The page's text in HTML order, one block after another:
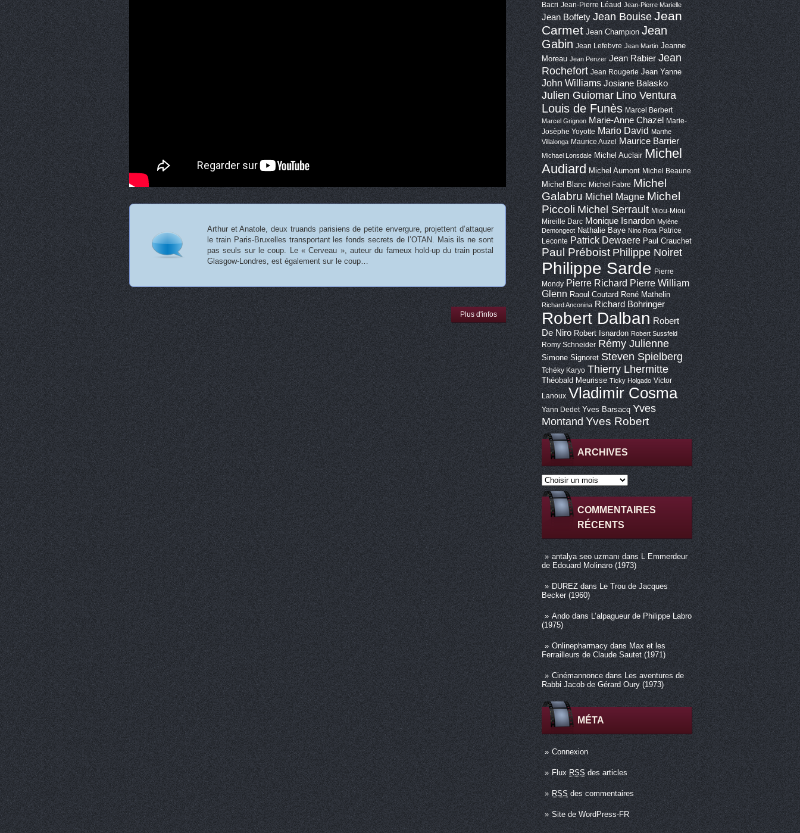
Bacri Jean-Pierre Léaud Jean-Pierre Marielle
Jean Boffety Jean BouiseJean
Carmet Jean Champion Jean
Gabin Jean Lefebvre Jean Martin Jeanne
Moreau Jean Penzer Jean Rabier Jean
Rochefort Jean Rougerie Jean Yanne
John Williams Josiane Balasko
Julien Guiomar Lino Ventura
Louis de Funès Marcel Berbert
Marcel Grignon Marie-Anne Chazel
Marie-
Josèphe Yoyotte Mario David Marthe
Villalonga Maurice Auzel Maurice Barrier
Michael Lonsdale Michel Auclair Michel
Audiard Michel Aumont Michel Beaune
Michel Blanc Michel Fabre Michel
Galabru Michel Magne Michel
Piccoli Michel Serrault Miou-Miou
Mireille Darc Monique Isnardon Mylène
Demongeot Nathalie Baye Nino Rota Patrice
Leconte Patrick Dewaere Paul Crauchet
Paul Préboist Philippe Noiret
Philippe Sarde Pierre
Mondy Pierre Richard Pierre William
Glenn Raoul Coutard René Mathelin
Richard Anconina Richard Bohringer
Robert Dalban Robert
De Niro Robert Isnardon Robert Sussfeld
Romy Schneider Rémy Julienne
Simone Signoret Steven Spielberg
Tchéky Karyo Thierry Lhermitte
Théobald Meurisse Ticky Holgado Victor
Lanoux Vladimir Cosma
Yann Dedet Yves Barsacq Yves
Montand Yves Robert
ARCHIVES
COMMENTAIRES
RÉCENTS
antalya seo uzmanıdans L Emmerdeur
de Edouard Molinaro (1973)
DUREZdans Le Trou de Jacques
Becker (1960)
Andodans L’alpagueur de Philippe Labro
(1975)
Onlinepharmacy dansMax et les
Ferrailleurs de Claude Sautet (1971)
Cinémannonce dansLes aventures de
Rabbi Jacob de Gérard Oury (1973)
MÉTA
Connexion
Flux RSS des articles
RSSdes commentaires
Site de WordPress-FR
Arthur et Anatole, deux truands parisiens de petite envergure, projettent d’attaquer
le train Paris-Bruxelles transportant les fonds secrets de l’OTAN. Mais ils ne sont
pas seuls sur le coup. Le « Cerveau », auteur du fameux hold-up du train postal
Glasgow-Londres, est également sur le coup…
Plus d'infos